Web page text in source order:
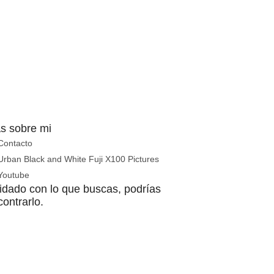
sobre mi
Black and White Fuji X100 Pictures
con lo que buscas, podrías